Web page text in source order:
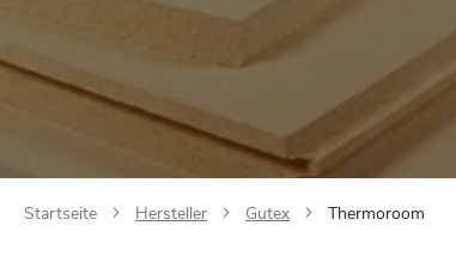
Startseite Hersteller Gutex Thermoroom